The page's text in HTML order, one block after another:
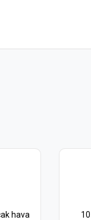
hava